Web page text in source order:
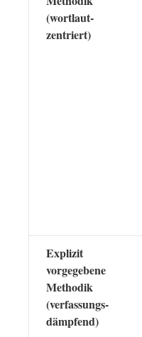
(wortlaut-
zentriert)
Explizit
vorgegebene
Methodik
(verfassungs-
dämpfend)